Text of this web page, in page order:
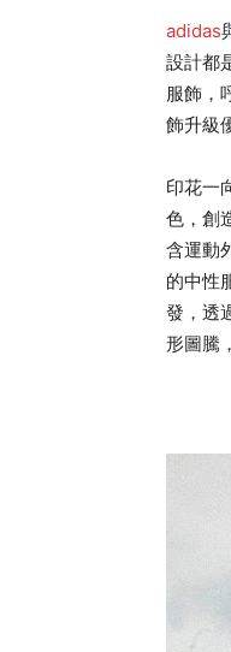
adidas
設計都
服飾，
飾升級
印花一
色，創
含運動
的中性
發，透
形圖騰